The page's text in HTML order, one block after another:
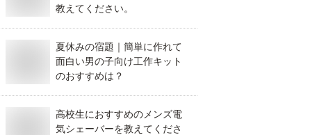
教えてください。
夏休みの宿題｜簡単に作れて
面白い男の子向け工作キット
のおすすめは？
高校生におすすめのメンズ電
気シェーバーを教えてくださ